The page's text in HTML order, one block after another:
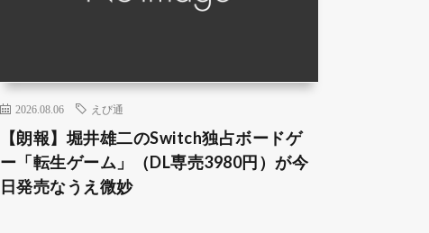
2026.08.06 えび通
【朗報】堀井雄二のSwitch独占ボードゲ
ー「転生ゲーム」（DL専売3980円）が今
日発売なうえ微妙